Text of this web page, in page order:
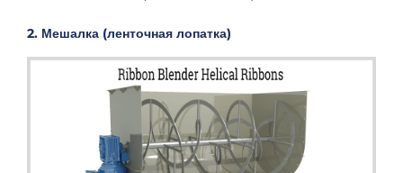
2. Мешалка (ленточная лопатка)